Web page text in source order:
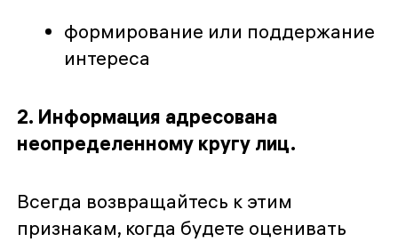
формирование или поддержание
интереса
2. Информация адресована
неопределенному кругу лиц.
Всегда возвращайтесь к этим
признакам, когда будете оценивать